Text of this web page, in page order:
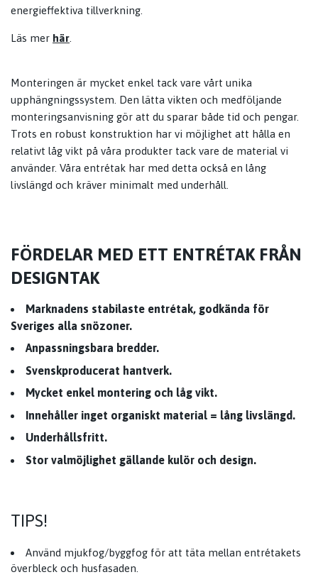
energieffektiva tillverkning.
Läs mer här
Monteringen är mycket enkel tack vare vårt unika
upphängningssystem. Den lätta vikten och medföljande
monteringsanvisning gör att du sparar både tid och pengar.
Trots en robust konstruktion har vi möjlighet att hålla en
relativt låg vikt på våra produkter tack vare de material vi
använder. Våra entrétak har med detta också en lång
livslängd och kräver minimalt med underhåll.
FÖRDELAR MED ETT ENTRÉTAK FRÅN
DESIGNTAK
Marknadens stabilaste entrétak, godkända för
Sveriges alla snözoner.
Anpassningsbara bredder.
Svenskproducerat hantverk.
Mycket enkel montering och låg vikt.
Innehåller inget organiskt material = lång livslängd.
Underhållsfritt.
Stor valmöjlighet gällande kulör och design.
TIPS!
Använd mjukfog/byggfog för att täta mellan entrétakets
överbleck och husfasaden.